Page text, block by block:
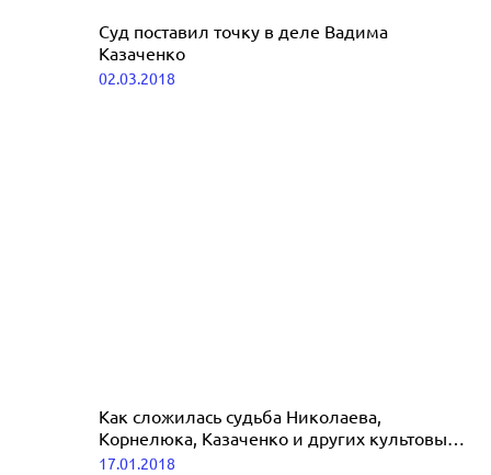
Суд поставил точку в деле Вадима
Казаченко
02.03.2018
Как сложилась судьба Николаева,
Корнелюка, Казаченко и других культовых
звезд 80-х
17.01.2018